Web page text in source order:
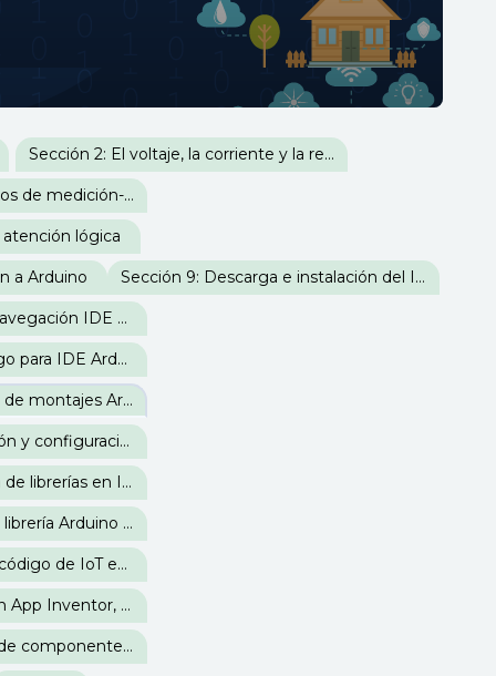
Sección 2: El voltaje, la corriente y la resistencia
Sección 4: Instrumentos de medición-corrientes análogas y digitales
lógica
a Arduino Sección 9: Descarga e instalación del IDE de Arduino
Sección 11: Menú de navegación IDE Arduino
Sección 13: Crear código para IDE Arduino en la web
Sección 15: Simulación de montajes Arduino en la web
Sección 17: Introducción y configuración en IDE Arduino a la placa IoT ESP8266
Sección 19: Instalación de librerías en IDE Arduino
Sección 21: Instalación librería Arduino Json en IDE y acceso a Firebase
Sección 23: Mi primer código de IoT en IDE Arduino
Sección 25: Integración App Inventor, Firebase e IDE Arduino
Sección 27: Ejemplos de componentes para controlar sistemas eléctricos